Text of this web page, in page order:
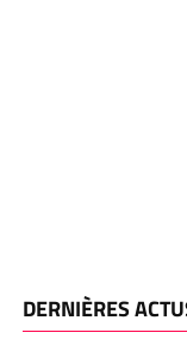
DERNIÈRES